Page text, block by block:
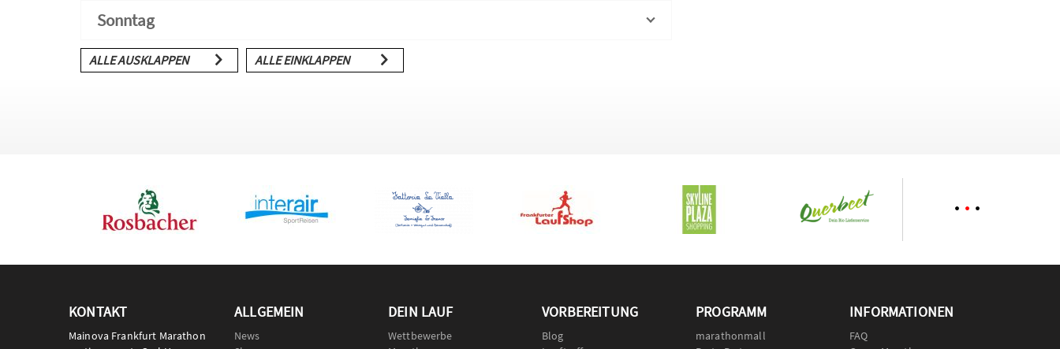
Sonntag
ALLE AUSKLAPPEN ALLE EINKLAPPEN
KONTAKT
Mainova Frankfurt Marathon
ALLGEMEIN
News
DEIN LAUF
Wettbewerbe
VORBEREITUNG
Blog
PROGRAMM
marathonmall
INFORMATIONEN
FAQ